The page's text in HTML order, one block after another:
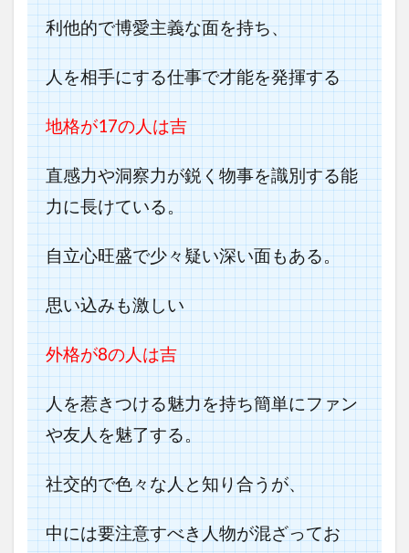
利他的で博愛主義な面を持ち、
人を相手にする仕事で才能を発揮する
地格が17の人は吉
直感力や洞察力が鋭く物事を識別する能
力に長けている。
自立心旺盛で少々疑い深い面もある。
思い込みも激しい
外格が8の人は吉
人を惹きつける魅力を持ち簡単にファン
や友人を魅了する。
社交的で色々な人と知り合うが、
中には要注意すべき人物が混ざってお